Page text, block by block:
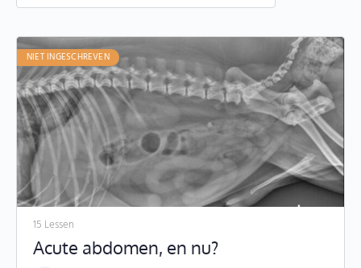
NIET INGESCHREVEN
15 Lessen
Acute abdomen, en nu?